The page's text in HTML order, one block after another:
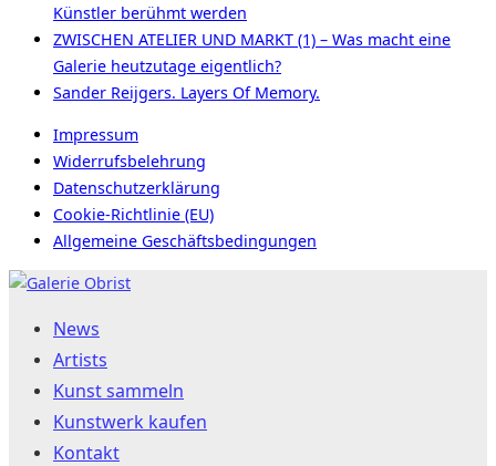
Künstler berühmt werden
ZWISCHEN ATELIER UND MARKT (1) – Was macht eine
Galerie heutzutage eigentlich?
Sander Reijgers. Layers Of Memory.
Impressum
Widerrufsbelehrung
Datenschutzerklärung
Cookie-Richtlinie (EU)
Allgemeine Geschäftsbedingungen
Zum
springenNews
Artists
Kunst sammeln
Kunstwerk kaufen
Kontakt